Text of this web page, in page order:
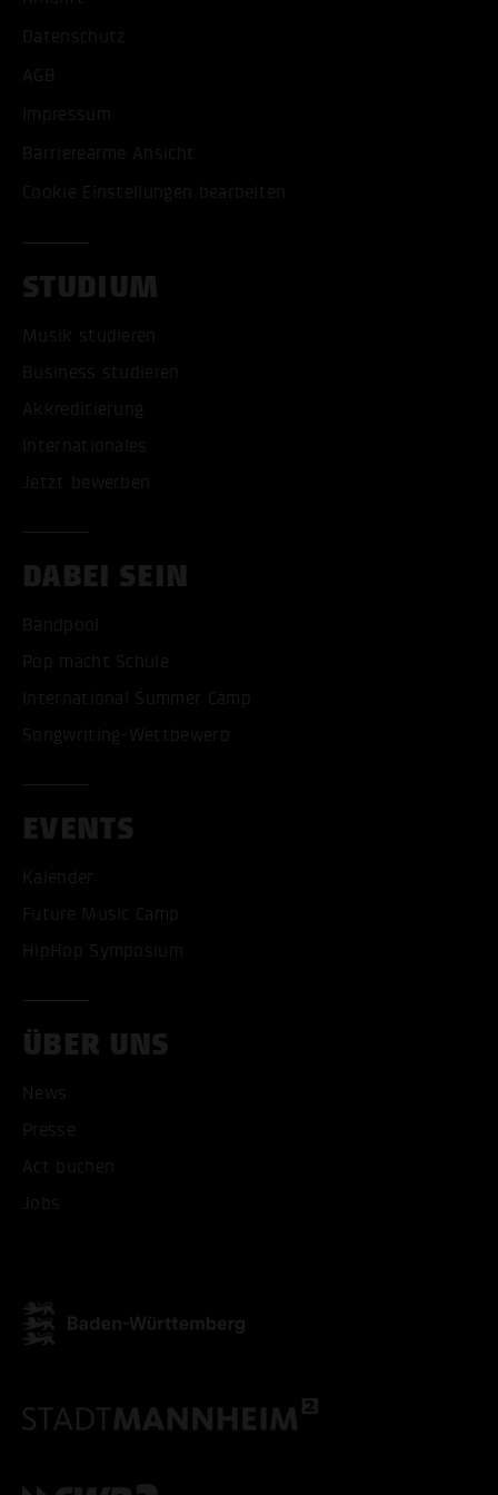
Datenschutz
AGB
Impressum
Barrierearme Ansicht
Cookie Einstellungen bearbeiten
STUDIUM
Musik studieren
Business studieren
Akkreditierung
Internationales
Jetzt bewerben
DABEI SEIN
Bandpool
Pop macht Schule
International Summer Camp
Songwriting-Wettbewerb
EVENTS
Kalender
Future Music Camp
HipHop Symposium
ÜBER UNS
News
Presse
Act buchen
Jobs